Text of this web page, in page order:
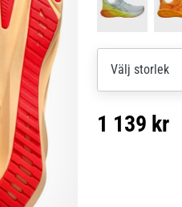
Välj storlek
1 139 kr